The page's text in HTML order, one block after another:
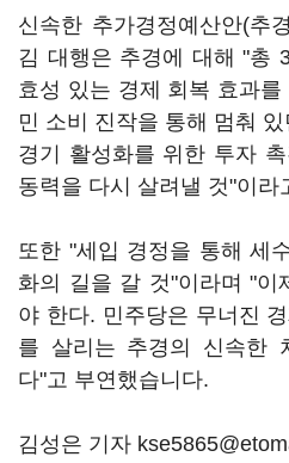
신속한 추가경정예산안(추
김 대행은 추경에 대해 "총
효성 있는 경제 회복 효과
민 소비 진작을 통해 멈춰
경기 활성화를 위한 투자
동력을 다시 살려낼 것"이라
또한 "세입 경정을 통해 세
화의 길을 갈 것"이라며 "이
야 한다. 민주당은 무너진
를 살리는 추경의 신속한
다"고 부연했습니다.
김성은 기자